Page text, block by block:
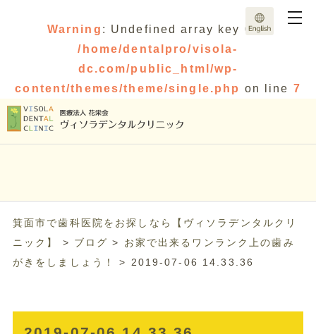
Warning : Undefined array key 0 in
/home/dentalpro/visola-
dc.com/public_html/wp-
content/themes/theme/single.php on line 7
箕面市で歯科医院をお探しなら【ヴィソラデンタルクリ
ニック】
> ブログ > お家で出来るワンランク上の歯み
がきをしましょう！
> 2019-07-06 14.33.36